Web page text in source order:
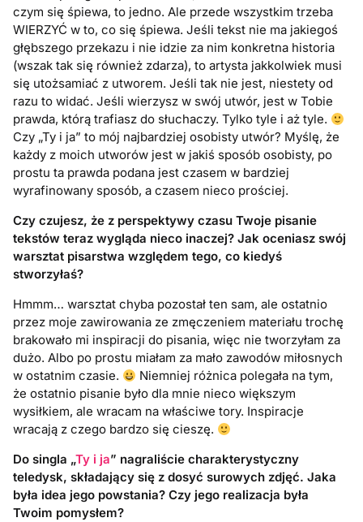
czym się śpiewa, to jedno. Ale przede wszystkim trzeba
WIERZYĆ w to, co się śpiewa. Jeśli tekst nie ma jakiegoś
głębszego przekazu i nie idzie za nim konkretna historia
(wszak tak się również zdarza), to artysta jakkolwiek musi
się utożsamiać z utworem. Jeśli tak nie jest, niestety od
razu to widać. Jeśli wierzysz w swój utwór, jest w Tobie
prawda, którą trafiasz do słuchaczy. Tylko tyle i aż tyle.
Czy „Ty i ja” to mój najbardziej osobisty utwór? Myślę, że
każdy z moich utworów jest w jakiś sposób osobisty, po
prostu ta prawda podana jest czasem w bardziej
wyrafinowany sposób, a czasem nieco prościej.
Czy czujesz, że z perspektywy czasu Twoje pisanie
tekstów teraz wygląda nieco inaczej? Jak oceniasz swój
warsztat pisarstwa względem tego, co kiedyś
stworzyłaś?
Hmmm… warsztat chyba pozostał ten sam, ale ostatnio
przez moje zawirowania ze zmęczeniem materiału trochę
brakowało mi inspiracji do pisania, więc nie tworzyłam za
dużo. Albo po prostu miałam za mało zawodów miłosnych
w ostatnim czasie.
Niemniej różnica polegała na tym,
że ostatnio pisanie było dla mnie nieco większym
wysiłkiem, ale wracam na właściwe tory. Inspiracje
wracają z czego bardzo się cieszę.
Do singla „Ty i ja” nagraliście charakterystyczny
teledysk, składający się z dosyć surowych zdjęć. Jaka
była idea jego powstania? Czy jego realizacja była
Twoim pomysłem?